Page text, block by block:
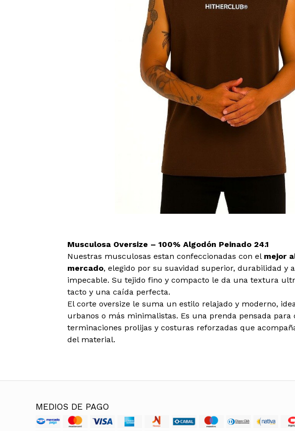
Musculosa Oversize – 100% Algodón Peinado 24.1
Nuestras musculosas estan confeccionadas con el mejor
mercado, elegido por su suavidad superior, durabilidad y
impecable. Su tejido fino y compacto le da una textura
tacto y una caída perfecta.
El corte oversize le suma un estilo relajado y moderno,
urbanos o más minimalistas. Es una prenda pensada para
terminaciones prolijas y costuras reforzadas que
del material.
MEDIOS DE PAGO